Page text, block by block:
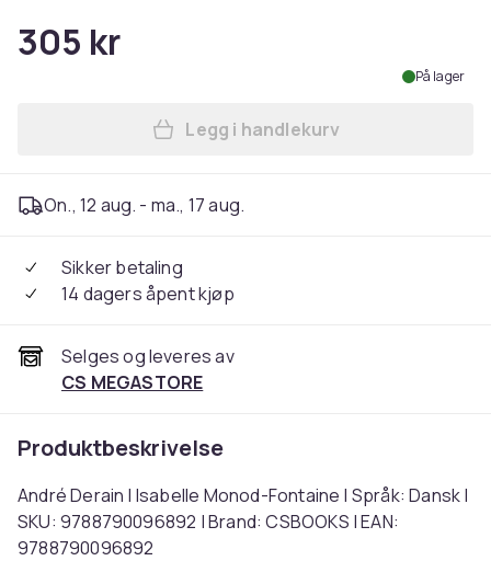
305 kr
På lager
Legg André Derain |
Legg i handlekurv
On., 12 aug. - ma., 17 aug.
Sikker betaling
14 dagers åpent kjøp
Selges og leveres av
CS MEGASTORE
Produktbeskrivelse
André Derain | Isabelle Monod-Fontaine | Språk: Dansk |
SKU: 9788790096892 | Brand: CSBOOKS | EAN:
9788790096892